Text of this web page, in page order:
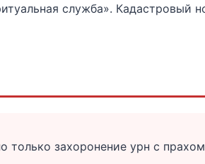
служба». Кадастровый
только захоронение урн с